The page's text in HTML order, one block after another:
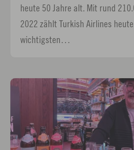
heute 50 Jahre alt. Mit rund
2022 zählt Turkish Airlines
wichtigsten…